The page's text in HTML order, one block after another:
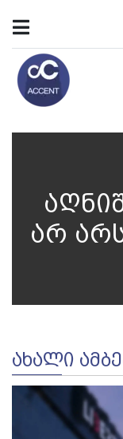
არ
ᲐᲮᲐᲚᲘ